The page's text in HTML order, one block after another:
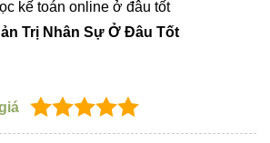
kế toán online ở đâu tốt
Trị Nhân Sự Ở Đâu Tốt